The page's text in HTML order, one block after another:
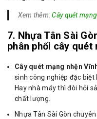
Xem thêm:Cây quét
7. Nhựa Tân Sài
phân phối cây quét
Cây quét mạng nhện
sinh công nghiệp đặc
Hay nhà máy thì đòi hỏi
chất lượng.
Nhựa Tân Sài Gòn